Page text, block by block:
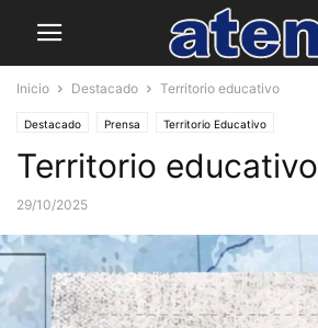
Inicio Destacado Territorio educativo
Destacado Prensa Territorio Educativo
Territorio educativo
29/10/2025